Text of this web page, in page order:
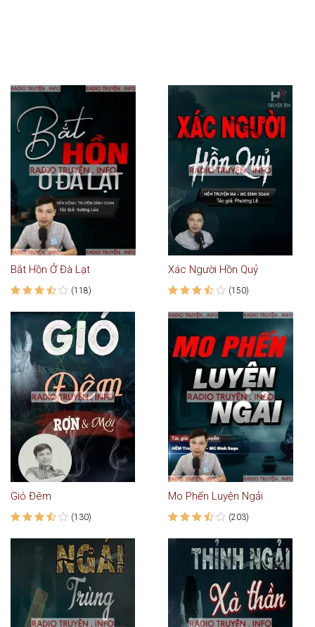
Bắt Hồn Ở Đà Lạt
(118)
Xác Người Hồn Quỷ
(150)
Gió Đêm
(130)
Mo Phến Luyện Ngải
(203)